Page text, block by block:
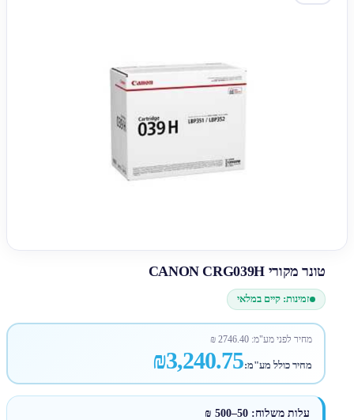
טונר מקורי CANON CRG039H
זמינות: קיים במלאי
מחיר לפני מע"מ:2746.40
₪
מחיר כולל מע"מ:₪3,240.75
עלות משלוח: 50–500 ₪